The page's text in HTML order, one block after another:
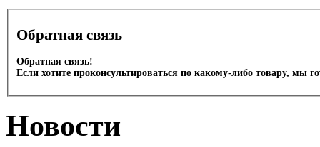
Обратная связь
Обратная связь!
Если хотите проконсультироваться по какому-либо товару, мы
Новости